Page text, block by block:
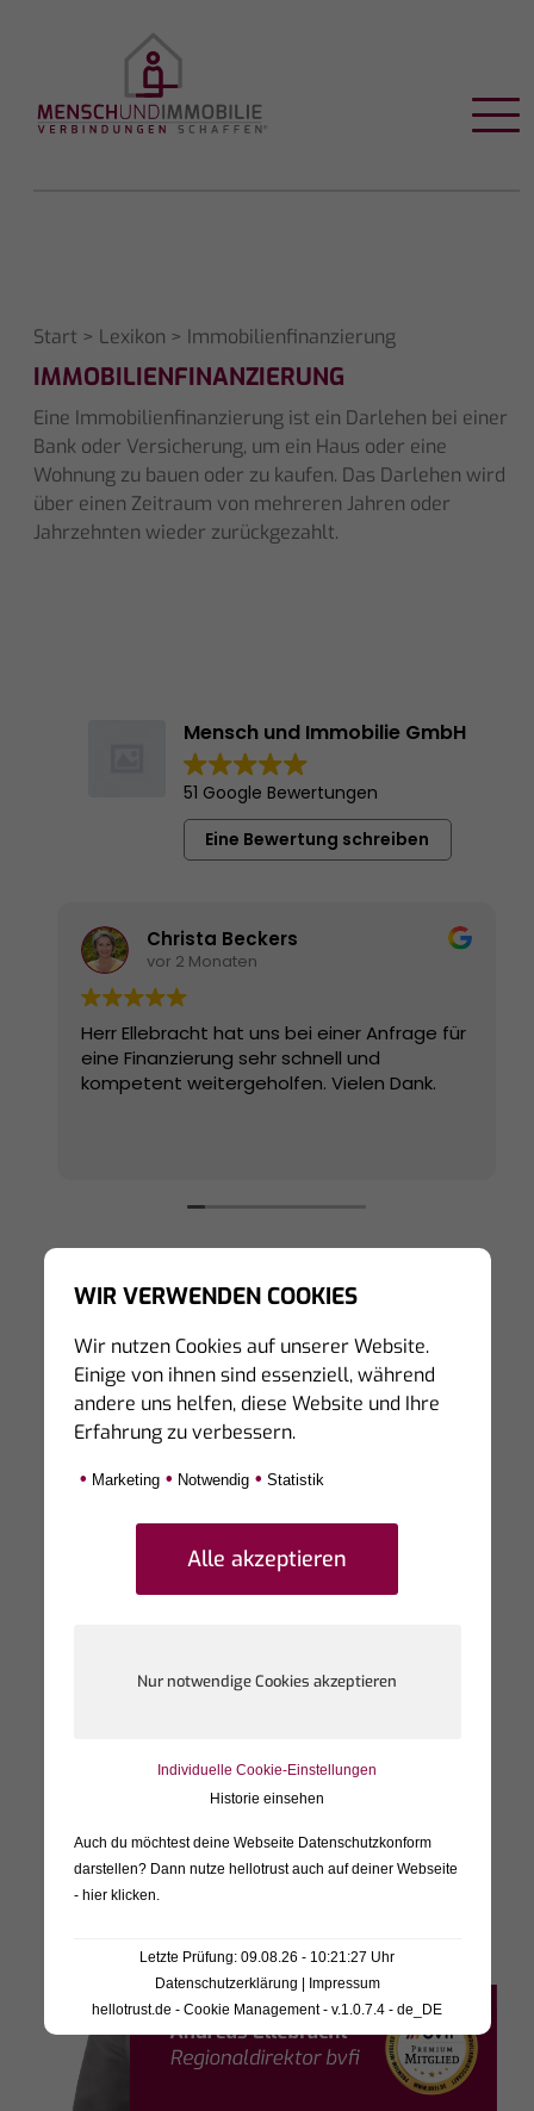
Start > Lexikon > Immobilienfinanzierung
IMMOBILIENFINANZIERUNG
Eine Immobilienfinanzierung ist ein Darlehen bei einer
Bank oder Versicherung, um ein Haus oder eine
Wohnung zu bauen oder zu kaufen. Das Darlehen wird
über einen Zeitraum von mehreren Jahren oder
Jahrzehnten wieder zurückgezahlt.
Mensch und Immobilie GmbH
51 Google Bewertungen
Eine Bewertung schreiben
Christa Beckers
vor 2 Monaten
Herr Ellebracht hat uns bei einer Anfrage für
eine Finanzierung sehr schnell und
kompetent weitergeholfen. Vielen Dank.
Hinweis zur Echtheit von Bewertungen:
Die hier veröffentlichten Bewertungen stammen
von Personen, die unsere Dienstleistungen auf
Portalen von Dritten bewertet haben.
sicher gestellt werden, da die bewertenden
Personen teilweise unter Synonymen diese auf
den Seiten von Dritten hinterlassen.
WIR VERWENDEN COOKIES
Wir nutzen Cookies auf unserer Website.
Einige von ihnen sind essenziell, während
andere uns helfen, diese Website und Ihre
Erfahrung zu verbessern.
• Marketing • Notwendig • Statistik
Individuelle Cookie-Einstellungen
Historie einsehen
Auch du möchtest deine Webseite Datenschutzkonform
darstellen? Dann nutze hellotrust auch auf deiner Webseite
- hier klicken.
Letzte Prüfung: 09.08.26 - 10:21:27 Uhr
Datenschutzerklärung
Impressum
hellotrust.de - Cookie Management - v.1.0.7.4 - de_DE